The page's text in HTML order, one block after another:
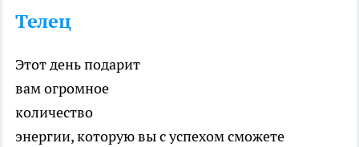
Телец
Этот день подарит
вам огромное
количество
энергии, которую вы с успехом сможете